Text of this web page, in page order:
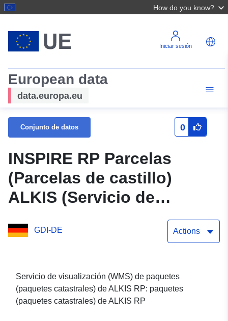
How do you know?
Iniciar sesión
European data
data.europa.eu
Conjunto de datos 0
INSPIRE RP Parcelas
(Parcelas de castillo)
ALKIS (Servicio de
representación) - Parcela
catastral
GDI-DE Actions
Servicio de visualización (WMS) de paquetes
(paquetes catastrales) de ALKIS RP: paquetes
(paquetes catastrales) de ALKIS RP